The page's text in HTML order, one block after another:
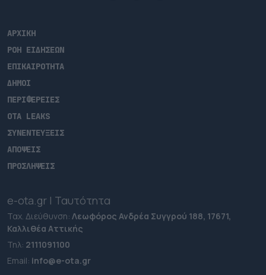
ΑΡΧΙΚΗ
ΡΟΗ ΕΙΔΗΣΕΩΝ
ΕΠΙΚΑΙΡΟΤΗΤΑ
ΔΗΜΟΙ
ΠΕΡΙΦΕΡΕΙΕΣ
OTA LEAKS
ΣΥΝΕΝΤΕΥΞΕΙΣ
ΑΠΟΨΕΙΣ
ΠΡΟΣΛΗΨΕΙΣ
e-ota.gr | Ταυτότητα
Ταχ. Διεύθυνση: Λεωφόρος Ανδρέα Συγγρού 188, 17671,
Καλλιθέα Αττικής
Τηλ: 2111091100
Εmail: info@e-ota.gr